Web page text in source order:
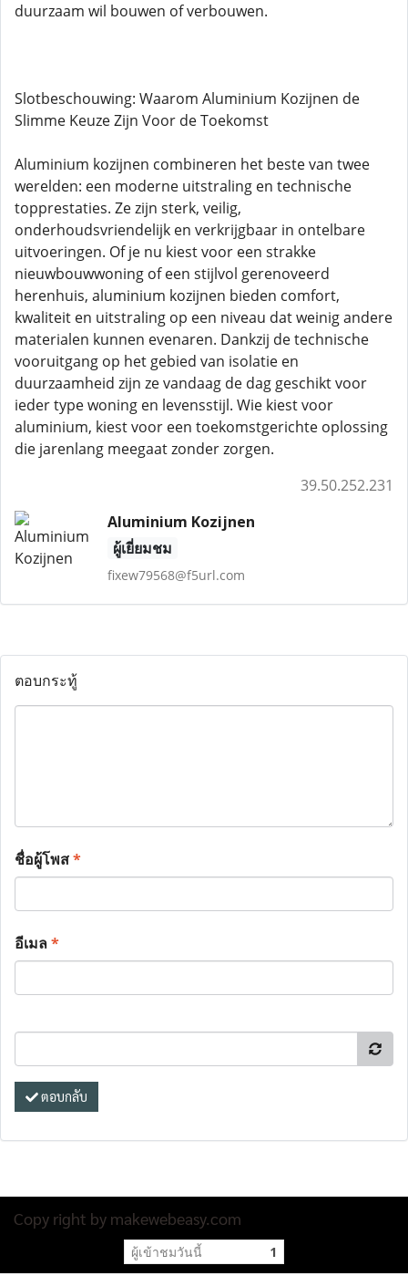
duurzaam wil bouwen of verbouwen.
Slotbeschouwing: Waarom Aluminium Kozijnen de
Slimme Keuze Zijn Voor de Toekomst
Aluminium kozijnen combineren het beste van twee
werelden: een moderne uitstraling en technische
topprestaties. Ze zijn sterk, veilig,
onderhoudsvriendelijk en verkrijgbaar in ontelbare
uitvoeringen. Of je nu kiest voor een strakke
nieuwbouwwoning of een stijlvol gerenoveerd
herenhuis, aluminium kozijnen bieden comfort,
kwaliteit en uitstraling op een niveau dat weinig andere
materialen kunnen evenaren. Dankzij de technische
vooruitgang op het gebied van isolatie en
duurzaamheid zijn ze vandaag de dag geschikt voor
ieder type woning en levensstijl. Wie kiest voor
aluminium, kiest voor een toekomstgerichte oplossing
die jarenlang meegaat zonder zorgen.
39.50.252.231
Aluminium Kozijnen
ผู้เยี่ยมชม
fixew79568@f5url.com
ตอบกระทู้
ชื่อผู้โพส*
อีเมล*
ตอบกลับ
Copy right by makewebeasy.com
ผู้เข้าชมวันนี้ 1